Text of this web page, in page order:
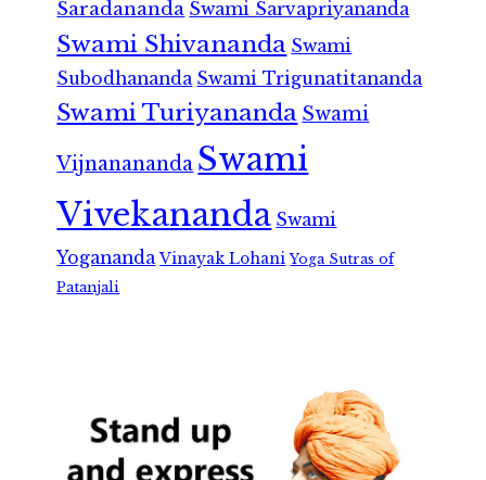
Saradananda Swami Sarvapriyananda
Swami Shivananda Swami
Subodhananda Swami Trigunatitananda
Swami Turiyananda Swami
Vijnanananda Swami
Vivekananda Swami
Yogananda Vinayak Lohani Yoga Sutras of
Patanjali